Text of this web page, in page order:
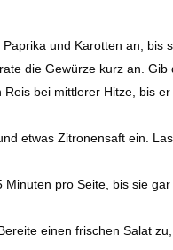
und Karotten an, bis
die Gewürze kurz an. Gib
bei mittlerer Hitze, bis
etwas Zitronensaft ein.
pro Seite, bis sie gar
einen frischen Salat